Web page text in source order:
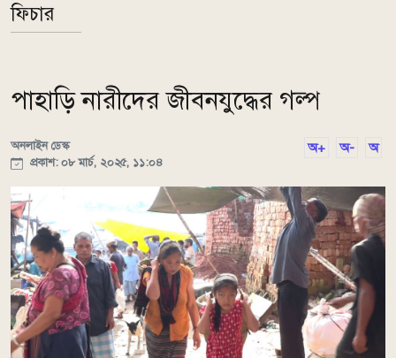
ফিচার
পাহাড়ি নারীদের জীবনযুদ্ধের গল্প
অনলাইন ডেস্ক
প্রকাশ: ০৮ মার্চ, ২০২৫, ১১:০৪
অ+ অ- অ